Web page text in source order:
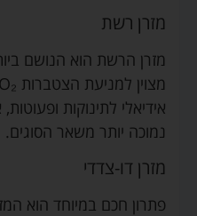
מזרן רשת
מזרן הרשת הוא הנושם
אידיאלי לתינוקות
נמוכה יותר משאר הסוגים.
מזרן דו-צדדי
פתרון חכם במיוחד הוא